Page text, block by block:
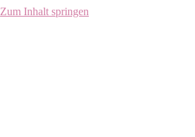
Zum Inhalt springen